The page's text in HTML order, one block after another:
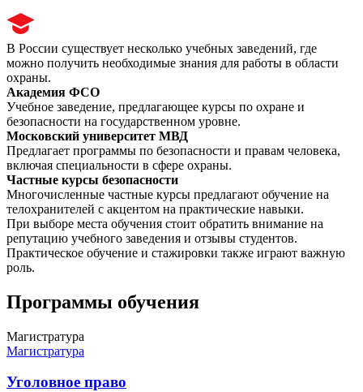
В России существует несколько учебных заведений, где
можно получить необходимые знания для работы в области
охраны.
Академия ФСО
Учебное заведение, предлагающее курсы по охране и
безопасности на государственном уровне.
Московский университет МВД
Предлагает программы по безопасности и правам человека,
включая специальности в сфере охраны.
Частные курсы безопасности
Многочисленные частные курсы предлагают обучение на
телохранителей с акцентом на практические навыки.
При выборе места обучения стоит обратить внимание на
репутацию учебного заведения и отзывы студентов.
Практическое обучение и стажировки также играют важную
роль.
Программы обучения
Магистратура
Магистратура
Уголовное право